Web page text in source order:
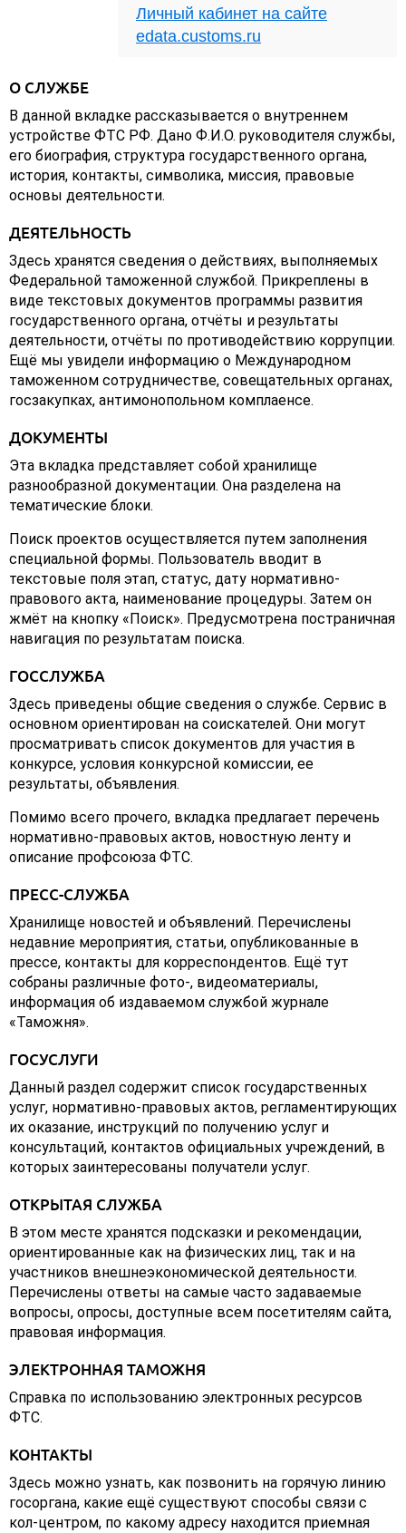
Личный кабинет на сайте
edata.customs.ru
О СЛУЖБЕ
В данной вкладке рассказывается о внутреннем
устройстве ФТС РФ. Дано Ф.И.О. руководителя службы,
его биография, структура государственного органа,
история, контакты, символика, миссия, правовые
основы деятельности.
ДЕЯТЕЛЬНОСТЬ
Здесь хранятся сведения о действиях, выполняемых
Федеральной таможенной службой. Прикреплены в
виде текстовых документов программы развития
государственного органа, отчёты и результаты
деятельности, отчёты по противодействию коррупции.
Ещё мы увидели информацию о Международном
таможенном сотрудничестве, совещательных органах,
госзакупках, антимонопольном комплаенсе.
ДОКУМЕНТЫ
Эта вкладка представляет собой хранилище
разнообразной документации. Она разделена на
тематические блоки.
Поиск проектов осуществляется путем заполнения
специальной формы. Пользователь вводит в
текстовые поля этап, статус, дату нормативно-
правового акта, наименование процедуры. Затем он
жмёт на кнопку «Поиск». Предусмотрена постраничная
навигация по результатам поиска.
ГОССЛУЖБА
Здесь приведены общие сведения о службе. Сервис в
основном ориентирован на соискателей. Они могут
просматривать список документов для участия в
конкурсе, условия конкурсной комиссии, ее
результаты, объявления.
Помимо всего прочего, вкладка предлагает перечень
нормативно-правовых актов, новостную ленту и
описание профсоюза ФТС.
ПРЕСС-СЛУЖБА
Хранилище новостей и объявлений. Перечислены
недавние мероприятия, статьи, опубликованные в
прессе, контакты для корреспондентов. Ещё тут
собраны различные фото-, видеоматериалы,
информация об издаваемом службой журнале
«Таможня».
ГОСУСЛУГИ
Данный раздел содержит список государственных
услуг, нормативно-правовых актов, регламентирующих
их оказание, инструкций по получению услуг и
консультаций, контактов официальных учреждений, в
которых заинтересованы получатели услуг.
ОТКРЫТАЯ СЛУЖБА
В этом месте хранятся подсказки и рекомендации,
ориентированные как на физических лиц, так и на
участников внешнеэкономической деятельности.
Перечислены ответы на самые часто задаваемые
вопросы, опросы, доступные всем посетителям сайта,
правовая информация.
ЭЛЕКТРОННАЯ ТАМОЖНЯ
Справка по использованию электронных ресурсов
ФТС.
КОНТАКТЫ
Здесь можно узнать, как позвонить на горячую линию
госоргана, какие ещё существуют способы связи с
кол-центром, по какому адресу находится приемная